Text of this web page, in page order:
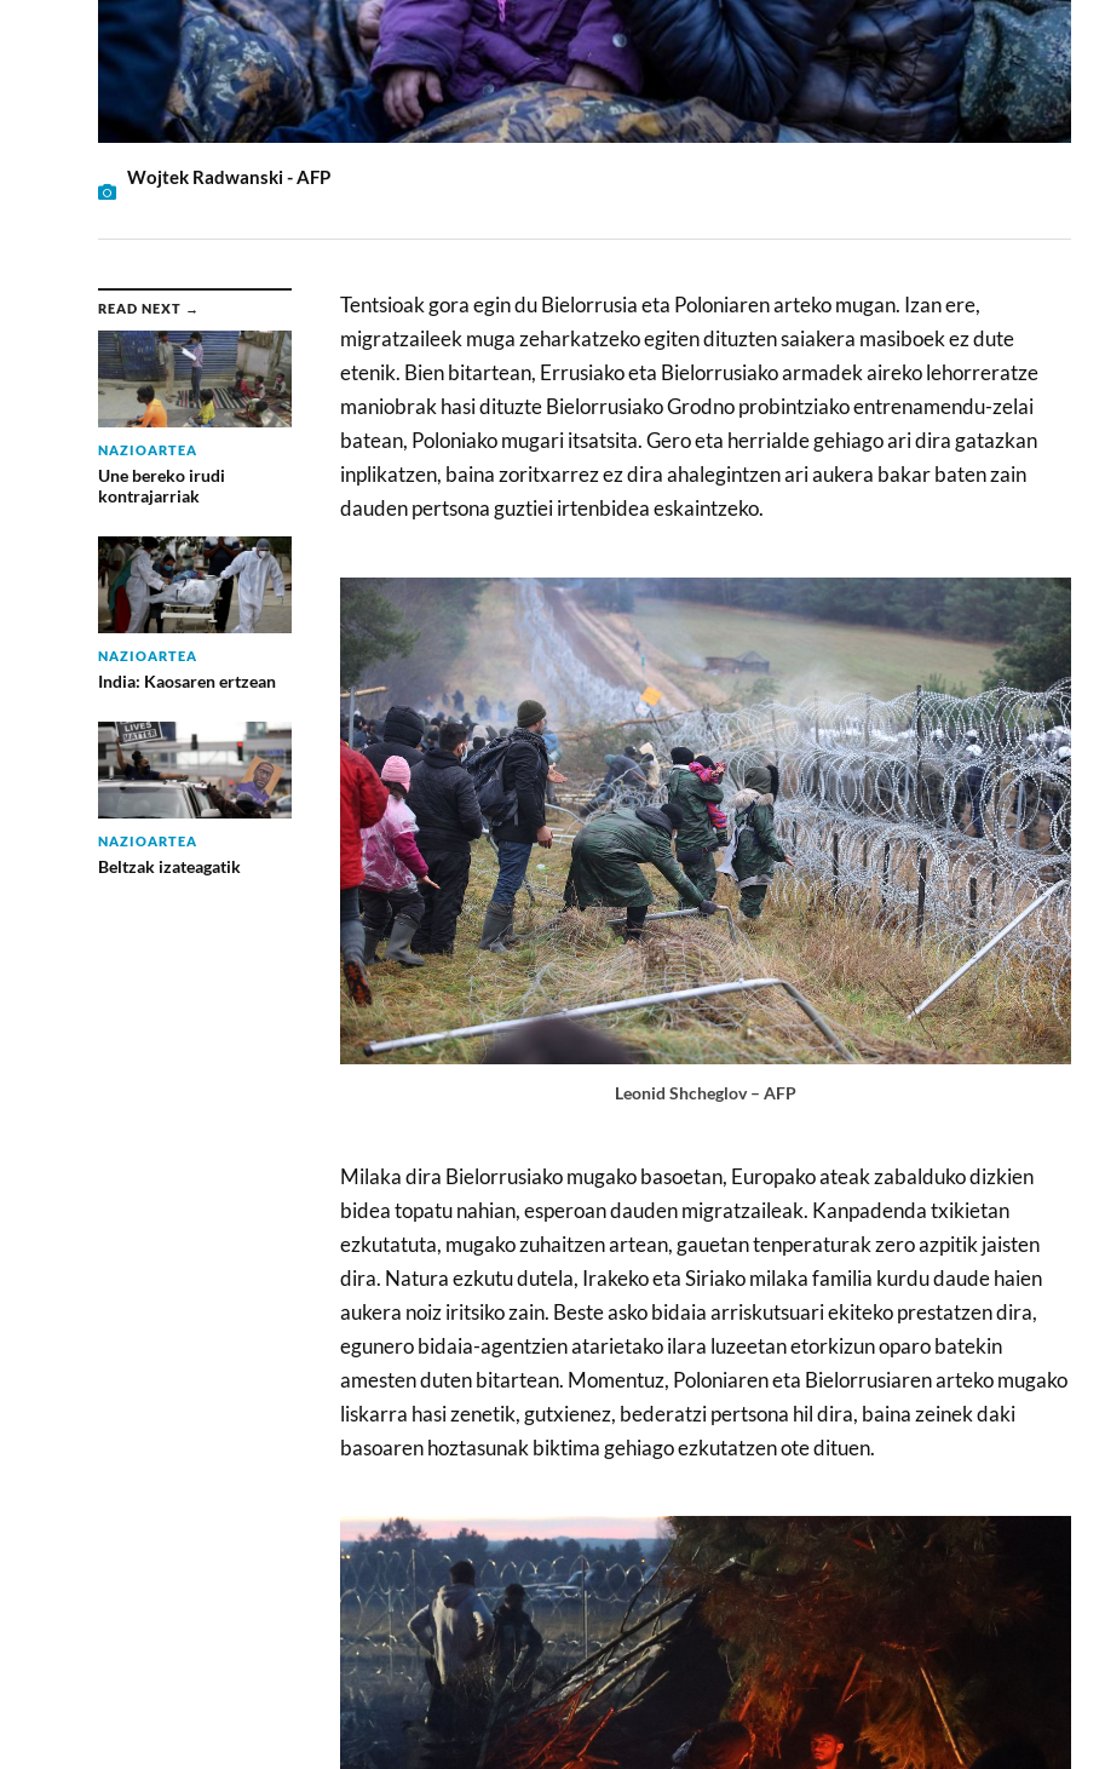
Wojtek Radwanski - AFP
READ NEXT →
NAZIOARTEA
Une bereko irudi
kontrajarriak
NAZIOARTEA
India: Kaosaren ertzean
NAZIOARTEA
Beltzak izateagatik
Tentsioak gora egin du Bielorrusia eta Poloniaren arteko mugan. Izan ere,
migratzaileek muga zeharkatzeko egiten dituzten saiakera masiboek ez dute
etenik. Bien bitartean, Errusiako eta Bielorrusiako armadek aireko lehorreratze
maniobrak hasi dituzte Bielorrusiako Grodno probintziako entrenamendu-zelai
batean, Poloniako mugari itsatsita. Gero eta herrialde gehiago ari dira gatazkan
inplikatzen, baina zoritxarrez ez dira ahalegintzen ari aukera bakar baten zain
dauden pertsona guztiei irtenbidea eskaintzeko.
Leonid Shcheglov – AFP
Milaka dira Bielorrusiako mugako basoetan, Europako ateak zabalduko dizkien
bidea topatu nahian, esperoan dauden migratzaileak. Kanpadenda txikietan
ezkutatuta, mugako zuhaitzen artean, gauetan tenperaturak zero azpitik jaisten
dira. Natura ezkutu dutela, Irakeko eta Siriako milaka familia kurdu daude haien
aukera noiz iritsiko zain. Beste asko bidaia arriskutsuari ekiteko prestatzen dira,
egunero bidaia-agentzien atarietako ilara luzeetan etorkizun oparo batekin
amesten duten bitartean. Momentuz, Poloniaren eta Bielorrusiaren arteko mugako
liskarra hasi zenetik, gutxienez, bederatzi pertsona hil dira, baina zeinek daki
basoaren hoztasunak biktima gehiago ezkutatzen ote dituen.